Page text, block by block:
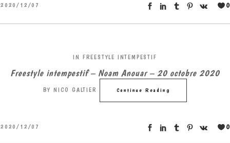
2020/12/07 0
IN FREESTYLE INTEMPESTIF
Freestyle intempestif – Noam Anouar – 20 octobre 2020
BY NICO GALTIER Continue Reading
2020/12/07 0